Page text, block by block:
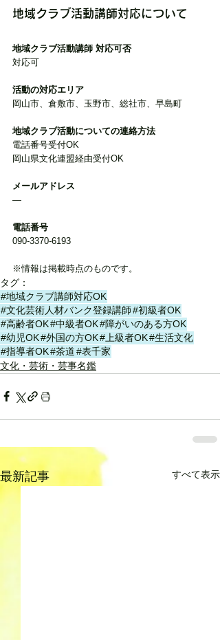
地域クラブ活動講師対応について
地域クラブ活動講師 対応可否
対応可
活動の対応エリア
岡山市、倉敷市、玉野市、総社市、早島町
地域クラブ活動についての連絡方法
電話番号受付OK
岡山県文化連盟経由受付OK
メールアドレス
―
電話番号
090-3370-6193
※情報は掲載時点のものです。
タグ：
#地域クラブ講師対応OK
#文化芸術人材バンク登録講師#初級者OK
#高齢者OK#中級者OK#障がいのある方OK
#幼児OK#外国の方OK#上級者OK#生活文化
#指導者OK#茶道#表千家
文化・芸術・芸事名鑑
最新記事 すべて表示